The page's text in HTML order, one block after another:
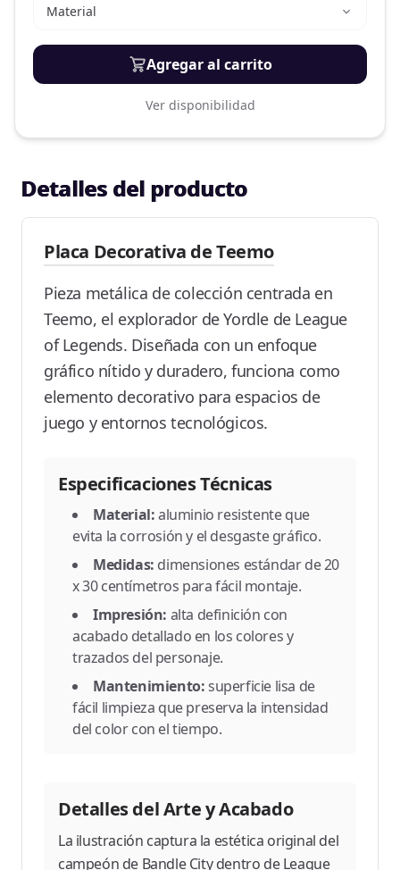
Material
Agregar al carrito
Ver disponibilidad
Detalles del producto
Placa Decorativa de Teemo
Pieza metálica de colección centrada en
Teemo, el explorador de Yordle de League
of Legends. Diseñada con un enfoque
gráfico nítido y duradero, funciona como
elemento decorativo para espacios de
juego y entornos tecnológicos.
Especificaciones Técnicas
Material:aluminio resistente que
evita la corrosión y el desgaste gráfico.
Medidas: dimensiones estándar de 20
x 30 centímetros para fácil montaje.
Impresión: alta definición con
acabado detallado en los colores y
trazados del personaje.
Mantenimiento:superficie lisa de
fácil limpieza que preserva la intensidad
del color con el tiempo.
Detalles del Arte y Acabado
La ilustración captura la estética original del
campeón de Bandle City dentro de League